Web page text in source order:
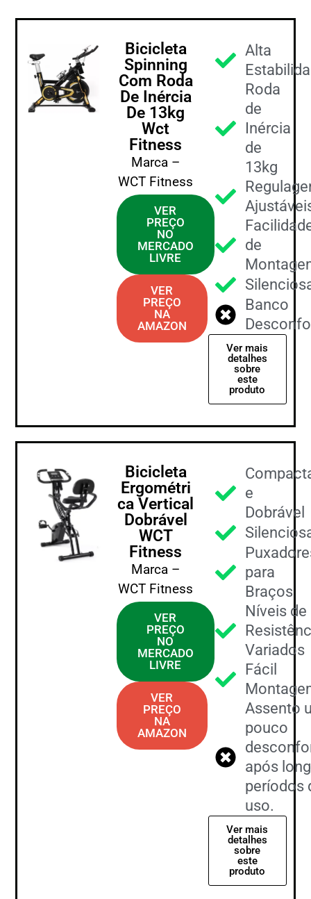
Bicicleta
Spinning
Com Roda
De Inércia
De 13kg
Wct
Fitness
Marca –
WCT Fitness
VER
PREÇO
NO
MERCADO
LIVRE
VER
PREÇO
NA
AMAZON
Alta
Roda
de
Inércia
de
13kg
de
Banco
Ver mais
detalhes
sobre
este
produto
Bicicleta
Ergométri
ca Vertical
Dobrável
WCT
Fitness
Marca –
WCT Fitness
VER
PREÇO
NO
MERCADO
LIVRE
VER
PREÇO
NA
AMAZON
e
Dobrável
para
Braços
Níveis de
Variados
Fácil
Assento
pouco
após
períodos
uso.
Ver mais
detalhes
sobre
este
produto